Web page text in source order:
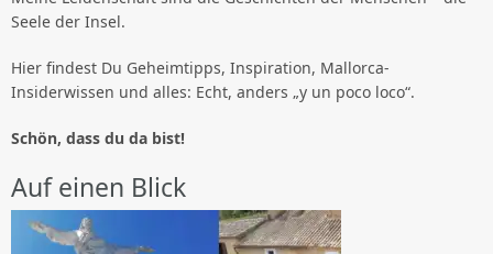
Seele der Insel.
Hier findest Du Geheimtipps, Inspiration, Mallorca-
Insiderwissen und alles: Echt, anders „y un poco loco“.
Schön, dass du da bist!
Auf einen Blick